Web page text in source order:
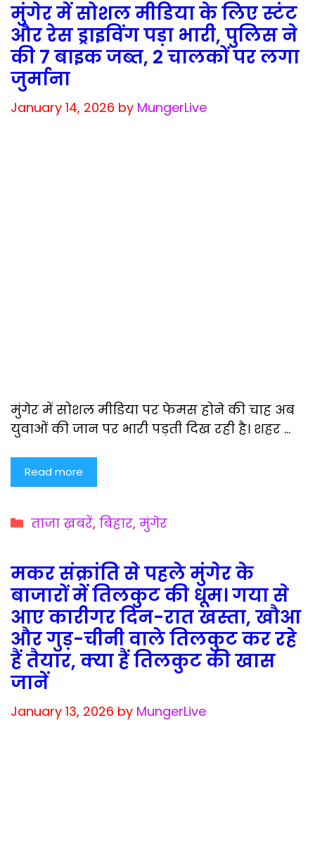
मुंगेर में सोशल मीडिया के लिए स्टंट
और रेस ड्राइविंग पड़ा भारी, पुलिस ने
की 7 बाइक जब्त, 2 चालकों पर लगा
जुर्माना
January 14, 2026 by MungerLive
मुंगेर में सोशल मीडिया पर फेमस होने की चाह अब
युवाओं की जान पर भारी पड़ती दिख रही है। शहर …
Read more
Categories
ताजा ख़बरें, बिहार, मुंगेर
मकर संक्रांति से पहले मुंगेर के
बाजारों में तिलकुट की धूम। गया से
आए कारीगर दिन-रात खस्ता, खौआ
और गुड़-चीनी वाले तिलकुट कर रहे
हैं तैयार, क्या हैं तिलकुट की खास
जानें
January 13, 2026 by MungerLive